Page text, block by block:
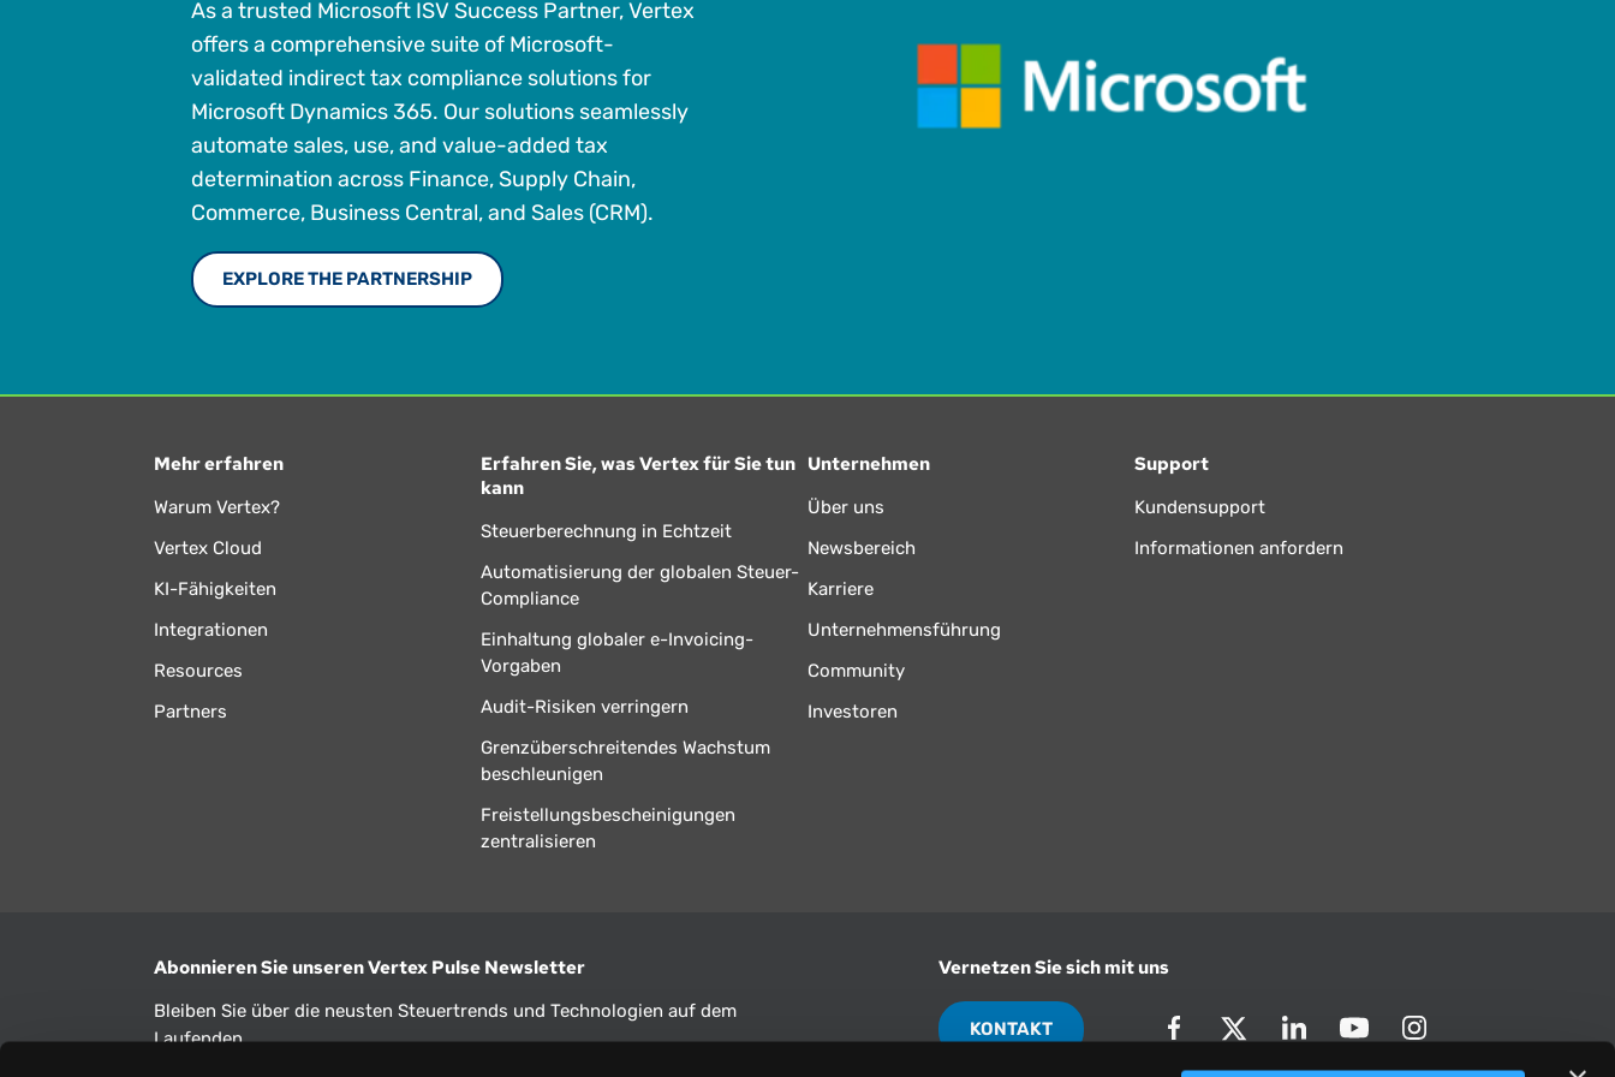
As a trusted Microsoft ISV Success Partner, Vertex
offers a comprehensive suite of Microsoft-
validated indirect tax compliance solutions for
Microsoft Dynamics 365. Our solutions seamlessly
automate sales, use, and value-added tax
determination across Finance, Supply Chain,
Commerce, Business Central, and Sales (CRM).
EXPLORE THE PARTNERSHIP
Mehr erfahren
Warum Vertex?
Vertex Cloud
KI-Fähigkeiten
Integrationen
Resources
Partners
Erfahren Sie, was Vertex für Sie tun
kann
Steuerberechnung in Echtzeit
Automatisierung der globalen Steuer-
Compliance
Einhaltung globaler e-Invoicing-
Vorgaben
Audit-Risiken verringern
Grenzüberschreitendes Wachstum
beschleunigen
Freistellungsbescheinigungen
zentralisieren
Unternehmen
Über uns
Newsbereich
Karriere
Unternehmensführung
Community
Investoren
Support
Kundensupport
Informationen anfordern
Abonnieren Sie unseren Vertex Pulse Newsletter
Bleiben Sie über die neusten Steuertrends und Technologien auf dem
Laufenden.
Vernetzen Sie sich mit uns
KONTAKT